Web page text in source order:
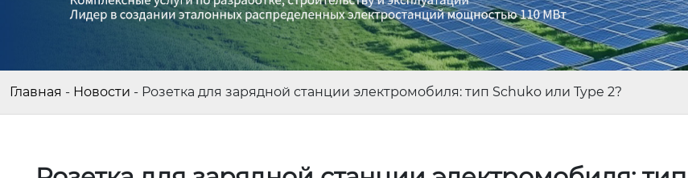
Главная - Новости - Розетка для зарядной станции электромобиля: тип Schuko или Type 2?